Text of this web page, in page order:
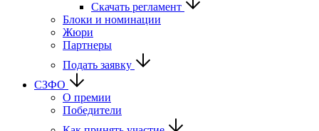
Скачать регламент
Блоки и номинации
Жюри
Партнеры
Подать заявку
СЗФО
О премии
Победители